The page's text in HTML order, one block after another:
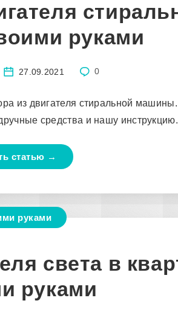
руками
27.09.2021 0
из двигателя стиральной машины.
средства и нашу инструкцию.
статью →
руками
света в
руками